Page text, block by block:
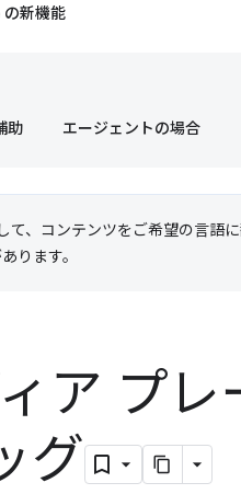
新機能
助 エージェントの場合
て、コンテンツをご希望の言語
ります。
ア プ
グ